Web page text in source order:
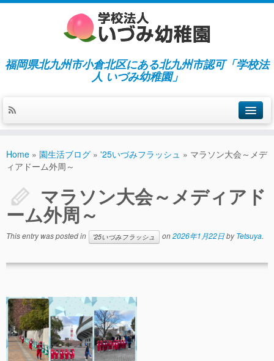
福岡県北九州市小倉北区にある北九州市認可「学校法
人 いづみ幼稚園」
当園の紹介／特徴
施設紹介
指導／保育の内容
入園募集／入園費用
通園について
卒園児進路
お知らせ
給食日記
Home » 園生活ブログ » '25いづみフラッシュ » マラソン大会～メデ
ィアドーム外周～
マラソン大会～メディアド
ーム外周～
This entry was posted in '25いづみフラッシュ on2026年1月22日byTetsuya.